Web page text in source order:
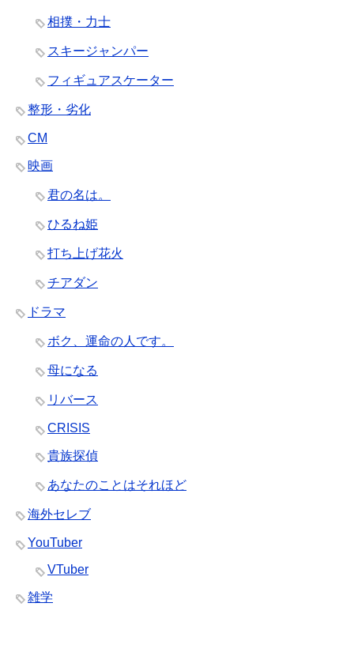
相撲・力士
スキージャンパー
フィギュアスケーター
整形・劣化
CM
映画
君の名は。
ひるね姫
打ち上げ花火
チアダン
ドラマ
ボク、運命の人です。
母になる
リバース
CRISIS
貴族探偵
あなたのことはそれほど
海外セレブ
YouTuber
VTuber
雑学